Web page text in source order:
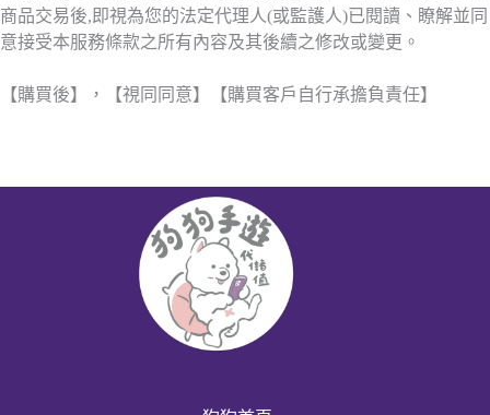
商品交易後,即視為您的法定代理人(或監護人)已閱讀、瞭解並同
意接受本服務條款之所有內容及其後續之修改或變更。
【購買後】，【視同同意】【購買客戶自行承擔負責任】